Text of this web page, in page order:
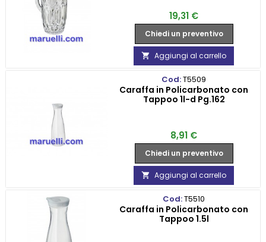
Prezzo
19,31 €
Chiedi un preventivo
 Aggiungi al carrello
Cod:T5509
Caraffa in Policarbonato con
Tappoo 1l-d Pg.162
Prezzo
8,91 €
Chiedi un preventivo
 Aggiungi al carrello
Cod:T5510
Caraffa in Policarbonato con
Tappoo 1.5l